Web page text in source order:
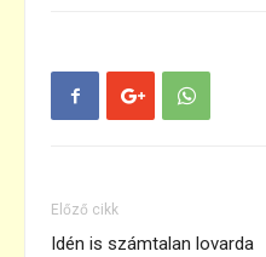
Előző cikk
Idén is számtalan lovarda